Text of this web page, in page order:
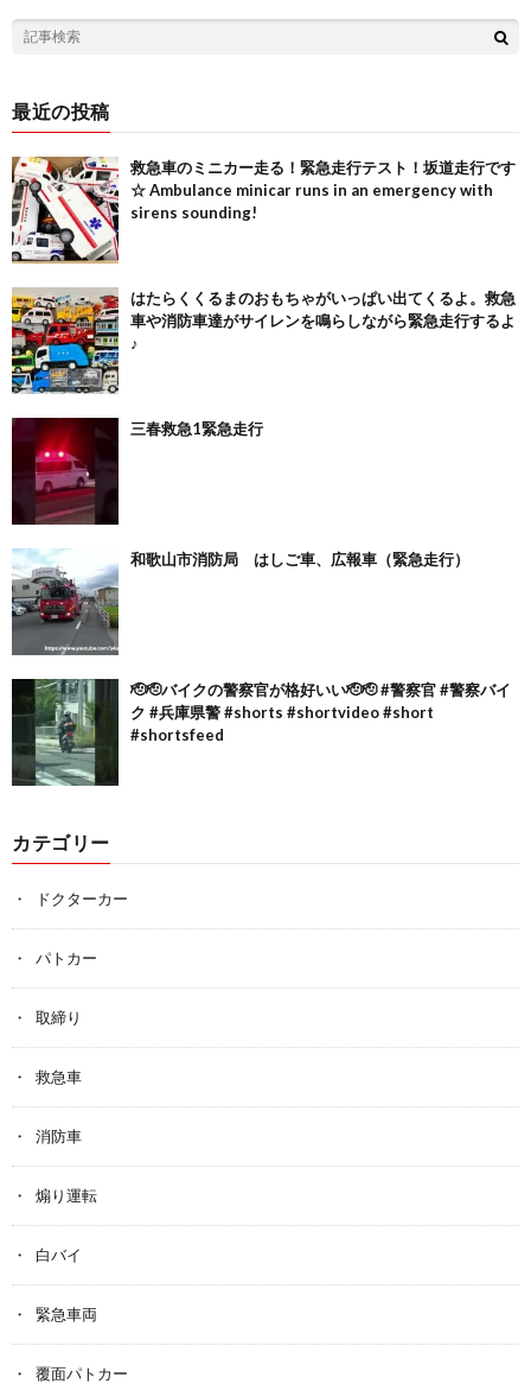
最近の投稿
救急車のミニカー走る！緊急走行テスト！坂道走行です
☆ Ambulance minicar runs in an emergency with
sirens sounding!
はたらくくるまのおもちゃがいっぱい出てくるよ。救急
車や消防車達がサイレンを鳴らしながら緊急走行するよ
♪
三春救急1緊急走行
和歌山市消防局 はしご車、広報車（緊急走行）
🫡🫡バイクの警察官が格好いい🫡🫡 #警察官 #警察バイ
ク #兵庫県警 #shorts #shortvideo #short
#shortsfeed
カテゴリー
ドクターカー
パトカー
取締り
救急車
消防車
煽り運転
白バイ
緊急車両
覆面パトカー